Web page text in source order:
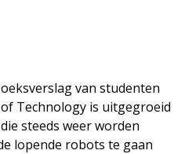
van studenten
Technology is uitgegroeid
steeds weer worden
lopende robots te gaan